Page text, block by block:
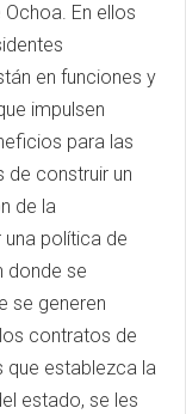
En ellos
en funciones y
impulsen
para las
construir un
de la
política de
donde se
se generen
contratos de
que establezca la
estado, se les